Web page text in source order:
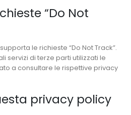
“Do Not
le richieste “Do Not Track”.
servizi di terze parti utilizzati le
a consultare le rispettive privacy
privacy policy